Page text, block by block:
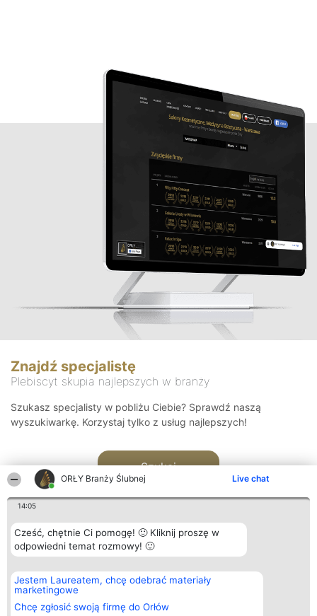
ORŁY Branży Ślubnej Live chat
14:05
Cześć, chętnie Ci pomogę! 🙂 Kliknij proszę w
odpowiedni temat rozmowy! 🙂
Jestem Laureatem, chcę odebrać materiały
marketingowe
Chcę zgłosić swoją firmę do Orłów
Znajdź specjalistę
Plebiscyt skupia najlepszych w branży
Szukasz specjalisty w pobliżu Ciebie? Sprawdź naszą
wyszukiwarkę. Korzystaj tylko z usług najlepszych!
Szukaj
Organizator plebiscytu
Bright Side Solutions sp. z o.
o. sp. k.
ul. Ruska 22
Wrocław 50-079
Plebiscyt
Laureaci
wszystkich
Laureatów
Kontakt
Kontakt